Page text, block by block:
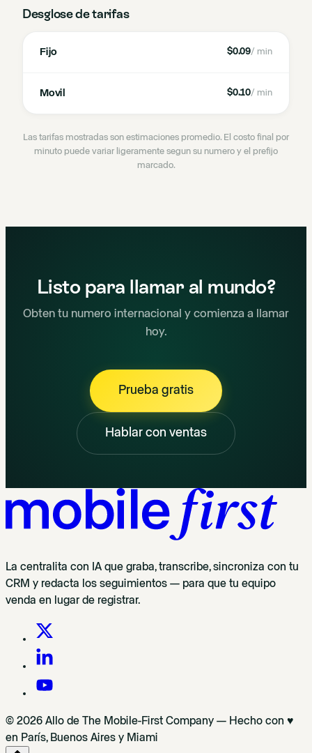
Desglose de tarifas
Fijo $0.09/ min
Movil $0.10/ min
Las tarifas mostradas son estimaciones promedio. El costo final por
minuto puede variar ligeramente segun su numero y el prefijo
marcado.
Listo para llamar al mundo?
Obten tu numero internacional y comienza a llamar
hoy.
Prueba gratis
Hablar con ventas
La centralita con IA que graba, transcribe, sincroniza con tu
CRM y redacta los seguimientos — para que tu equipo
venda en lugar de registrar.
© 2026 Allo de The Mobile-First Company — Hecho con ♥
en París, Buenos Aires y Miami